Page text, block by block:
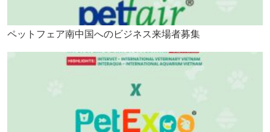
ペットフェア南中国へのビジネス来場者募集